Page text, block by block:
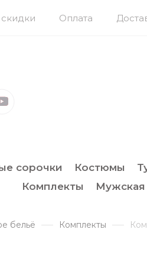
Оплата
сорочки Костюмы
Комплекты
Мужская
бельё Комплекты